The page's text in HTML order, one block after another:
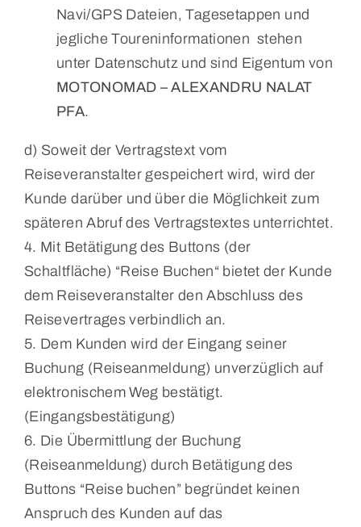
Navi/GPS Dateien, Tagesetappen und
jegliche Toureninformationen stehen
unter Datenschutz und sind Eigentum von
MOTONOMAD – ALEXANDRU NALAT
PFA.
d) Soweit der Vertragstext vom
Reiseveranstalter gespeichert wird, wird der
Kunde darüber und über die Möglichkeit zum
späteren Abruf des Vertragstextes unterrichtet.
4. Mit Betätigung des Buttons (der
Schaltfläche) “Reise Buchen“ bietet der Kunde
dem Reiseveranstalter den Abschluss des
Reisevertrages verbindlich an.
5. Dem Kunden wird der Eingang seiner
Buchung (Reiseanmeldung) unverzüglich auf
elektronischem Weg bestätigt.
(Eingangsbestätigung)
6. Die Übermittlung der Buchung
(Reiseanmeldung) durch Betätigung des
Buttons “Reise buchen” begründet keinen
Anspruch des Kunden auf das